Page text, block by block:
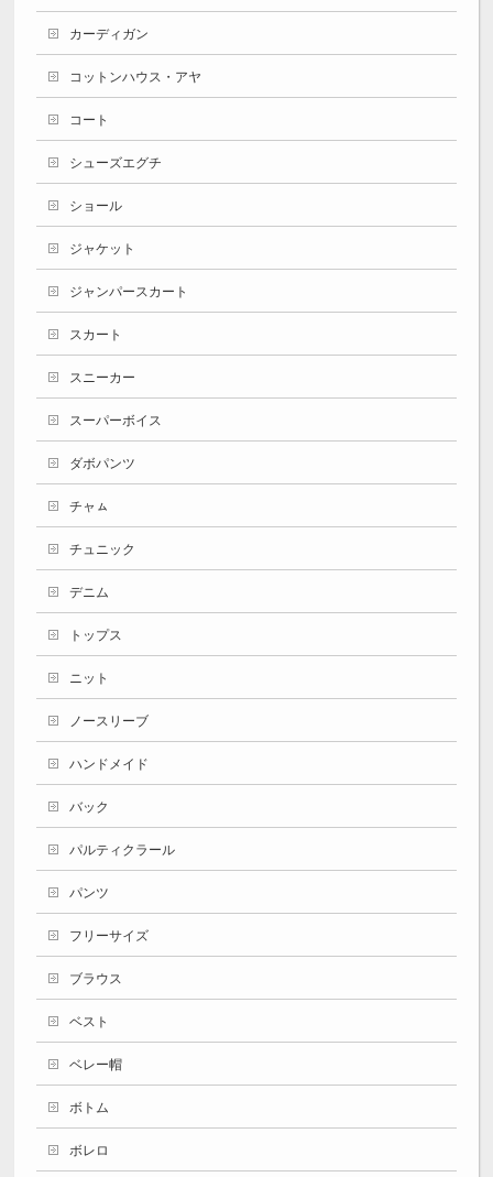
カーディガン
コットンハウス・アヤ
コート
シューズエグチ
ショール
ジャケット
ジャンパースカート
スカート
スニーカー
スーパーボイス
ダボパンツ
チャㇺ
チュニック
デニム
トップス
ニット
ノースリーブ
ハンドメイド
バック
パルティクラール
パンツ
フリーサイズ
ブラウス
ベスト
ベレー帽
ボトム
ボレロ